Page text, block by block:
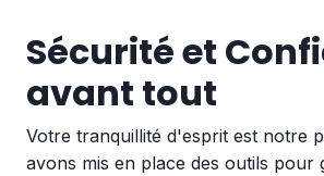
Sécurité et
avant tout
Votre tranquillité d'esprit est notre
avons mis en place des outils pour